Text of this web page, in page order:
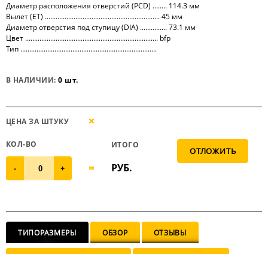
Диаметр расположения отверстий (PCD) ........ 114.3 мм
Вылет (ET) ................................................................ 45 мм
Диаметр отверстия под ступицу (DIA) ............... 73.1 мм
Цвет .......................................................................... bfp
Тип ............................................................................
В НАЛИЧИИ:0 шт.
ЦЕНА ЗА ШТУКУ
КОЛ-ВО
- +
ИТОГО
РУБ.
ТИПОРАЗМЕРЫ ОБЗОР ОТЗЫВЫ